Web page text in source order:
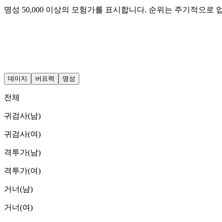
명성 50,000 이상의 모험가를 표시합니다. 순위는 주기적으로
데미지 버프력 명성
전체
귀검사(남)
귀검사(여)
격투가(남)
격투가(여)
거너(남)
거너(여)